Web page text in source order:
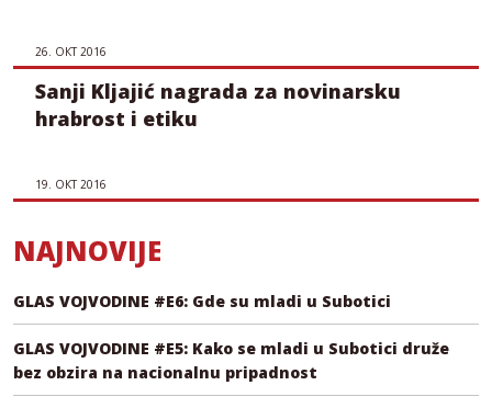
26. ОКТ 2016
Sanji Kljajić nagrada za novinarsku
hrabrost i etiku
19. ОКТ 2016
NAJNOVIJE
GLAS VOJVODINE #E6: Gde su mladi u Subotici
GLAS VOJVODINE #E5: Kako se mladi u Subotici druže
bez obzira na nacionalnu pripadnost